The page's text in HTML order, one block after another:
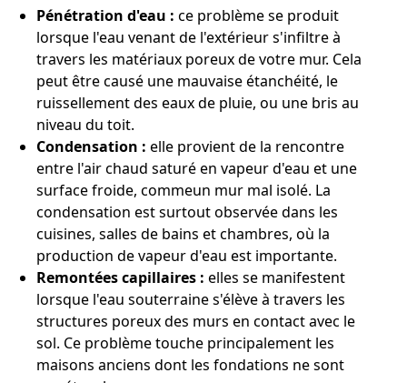
Pénétration d'eau : ce problème se produit
lorsque l'eau venant de l'extérieur s'infiltre à
travers les matériaux poreux de votre mur. Cela
peut être causé une mauvaise étanchéité, le
ruissellement des eaux de pluie, ou une bris au
niveau du toit.
Condensation : elle provient de la rencontre
entre l'air chaud saturé en vapeur d'eau et une
surface froide, commeun mur mal isolé. La
condensation est surtout observée dans les
cuisines, salles de bains et chambres, où la
production de vapeur d'eau est importante.
Remontées capillaires : elles se manifestent
lorsque l'eau souterraine s'élève à travers les
structures poreux des murs en contact avec le
sol. Ce problème touche principalement les
maisons anciens dont les fondations ne sont